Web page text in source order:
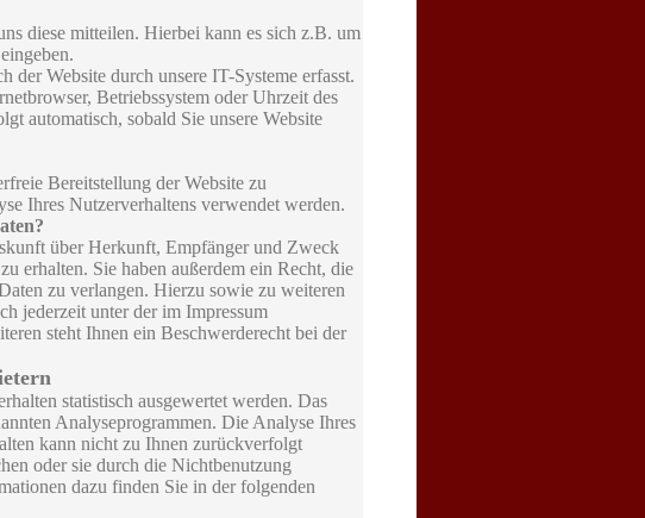
diese mitteilen. Hierbei kann es sich z.B. um
der Website durch unsere IT-Systeme erfasst.
Betriebssystem oder Uhrzeit des
automatisch, sobald Sie unsere Website
Bereitstellung der Website zu
Ihres Nutzerverhaltens verwendet werden.
über Herkunft, Empfänger und Zweck
erhalten. Sie haben außerdem ein Recht, die
zu verlangen. Hierzu sowie zu weiteren
jederzeit unter der im Impressum
steht Ihnen ein Beschwerderecht bei der
statistisch ausgewertet werden. Das
Analyseprogrammen. Die Analyse Ihres
kann nicht zu Ihnen zurückverfolgt
oder sie durch die Nichtbenutzung
dazu finden Sie in der folgenden